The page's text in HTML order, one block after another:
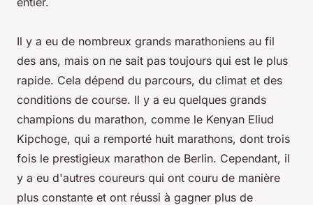
Il y a eu de nombreux grands marathoniens au fil
des ans, mais on ne sait pas toujours qui est le plus
rapide. Cela dépend du parcours, du climat et des
conditions de course. Il y a eu quelques grands
champions du marathon, comme le Kenyan Eliud
Kipchoge, qui a remporté huit marathons, dont trois
fois le prestigieux marathon de Berlin. Cependant, il
y a eu d'autres coureurs qui ont couru de manière
plus constante et ont réussi à gagner plus de